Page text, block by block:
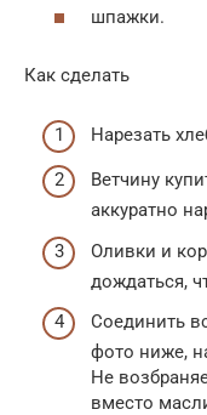
шпажки.
Как сделать
Нарезать
Ветчину
аккуратно
Оливки и
дождаться,
Соединить
фото ниже,
Не
вместо